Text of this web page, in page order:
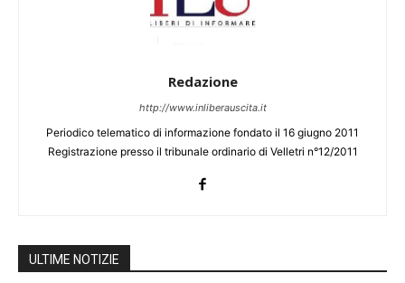
Redazione
http://www.inliberauscita.it
Periodico telematico di informazione fondato il 16 giugno 2011
Registrazione presso il tribunale ordinario di Velletri n°12/2011
ULTIME NOTIZIE